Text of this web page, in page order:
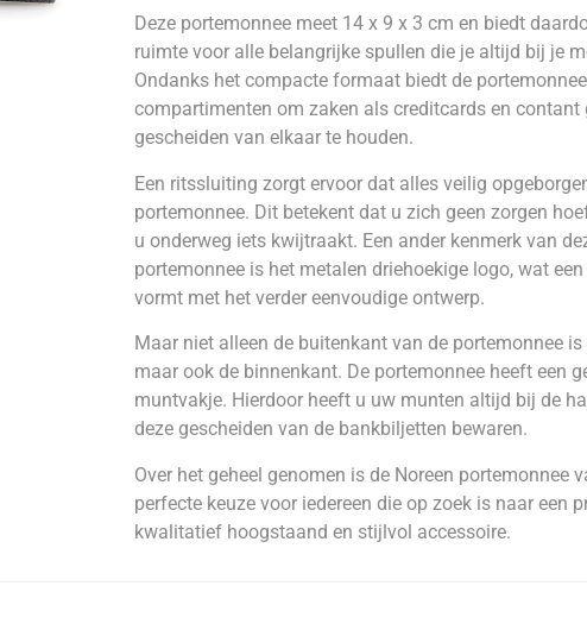
Deze portemonnee meet 14 x 9 x 3 cm en biedt
ruimte voor alle belangrijke spullen die je altijd bij je
Ondanks het compacte formaat biedt de
compartimenten om zaken als creditcards en contant
gescheiden van elkaar te houden.
Een ritssluiting zorgt ervoor dat alles veilig
portemonnee. Dit betekent dat u zich geen zorgen
u onderweg iets kwijtraakt. Een ander kenmerk van
portemonnee is het metalen driehoekige logo, wat
vormt met het verder eenvoudige ontwerp.
Maar niet alleen de buitenkant van de portemonnee
maar ook de binnenkant. De portemonnee heeft een
muntvakje. Hierdoor heeft u uw munten altijd bij de
deze gescheiden van de bankbiljetten bewaren.
Over het geheel genomen is de Noreen portemonnee
perfecte keuze voor iedereen die op zoek is naar een
kwalitatief hoogstaand en stijlvol accessoire.